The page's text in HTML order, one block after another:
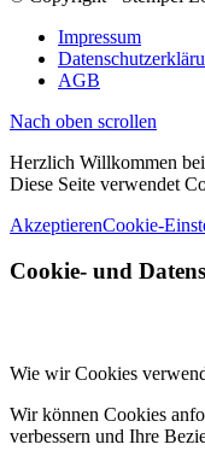
Impressum
AGB
Nach oben scrollen
Herzlich Willkommen
Diese Seite verwendet
AkzeptierenCookie-
Cookie- und
Wie wir Cookies
Wir können Cookies
verbessern und Ihre